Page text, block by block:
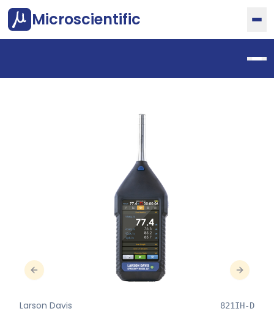
Microscientific
Previous Slide Next
Larson Davis 821IH-D